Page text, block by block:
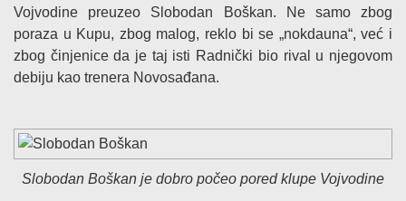
Vojvodine preuzeo Slobodan Boškan. Ne samo zbog
poraza u Kupu, zbog malog, reklo bi se „nokdauna“, već i
zbog činjenice da je taj isti Radnički bio rival u njegovom
debiju kao trenera Novosađana.
Slobodan Boškan je dobro počeo pored klupe Vojvodine